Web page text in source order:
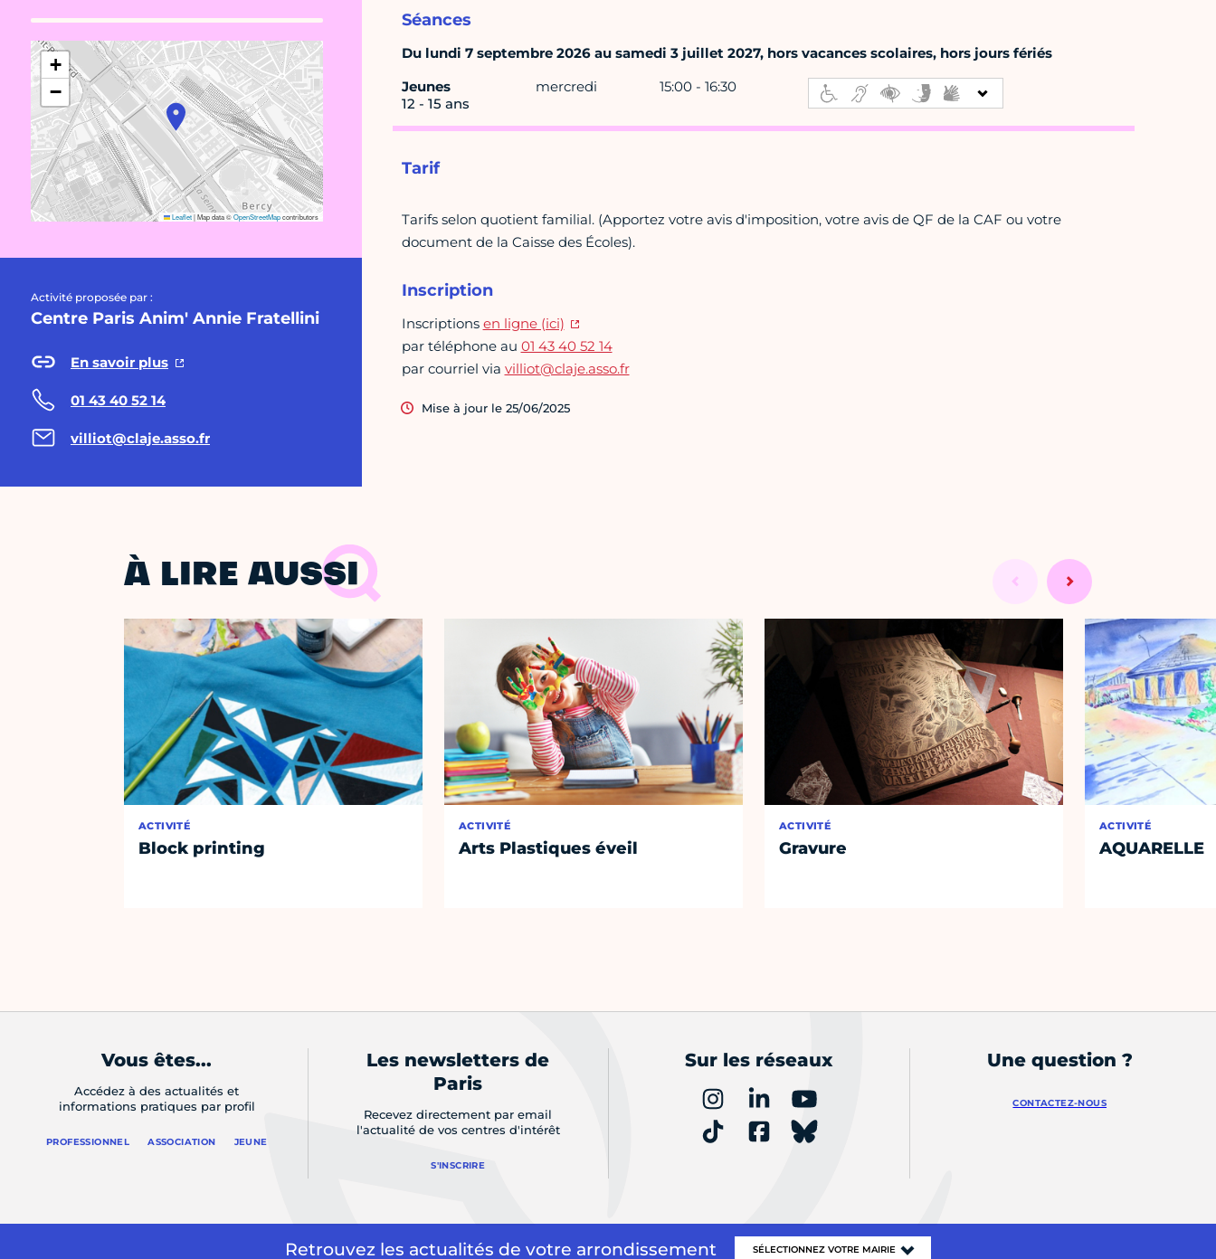
+
−
Leaflet|Map data ©OpenStreetMapcontributors
Activité proposée par :
Centre Paris Anim' Annie Fratellini
En savoir plus
01 43 40 52 14
villiot@claje.asso.fr
Séances
Du lundi 7 septembre 2026 au samedi 3 juillet 2027, hors vacances scolaires, hors jours fériés
Jeunes
12 - 15 ans
mercredi 15:00 - 16:30
Tarif
Tarifs selon quotient familial. (Apportez votre avis d'imposition, votre avis de QF de la CAF ou votre
document de la Caisse des Écoles).
Inscription
Inscriptions en ligne (ici)
par téléphone au 01 43 40 52 14
par courriel via villiot@claje.asso.fr
Mise à jour le 25/06/2025
À LIRE AUSSI
ACTIVITÉ
Block printing
ACTIVITÉ
Arts Plastiques éveil
ACTIVITÉ
Gravure
ACTIVITÉ
AQUARELLE
Vous êtes...
Accédez à des actualités et
informations pratiques par profil
PROFESSIONNEL ASSOCIATION JEUNE
Les newsletters de
Paris
Recevez directement par email
l'actualité de vos centres d'intérêt
S'INSCRIRE
Sur les réseaux Une question ?
CONTACTEZ-NOUS
Retrouvez les actualités de votre arrondissement